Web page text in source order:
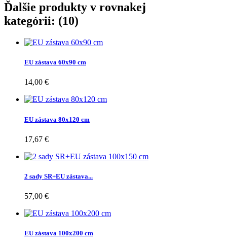
Ďalšie produkty v rovnakej
kategórii: (10)
EU zástava 60x90 cm
14,00 €
EU zástava 80x120 cm
17,67 €
2 sady SR+EU zástava...
57,00 €
EU zástava 100x200 cm